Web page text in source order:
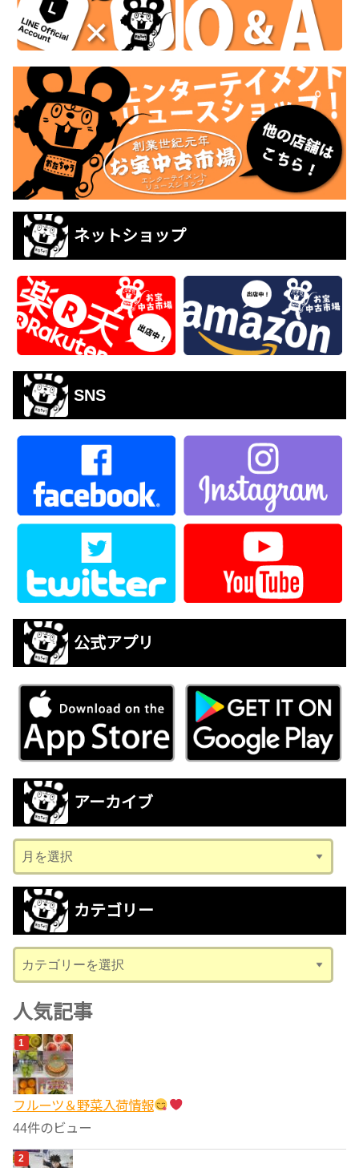
ネットショップ
SNS
公式アプリ
アーカイブ
ー
カ
ブ
カテゴリー
テ
ゴ
リ
ー
人気記事
フルーツ＆野菜入荷情報
44件のビュー